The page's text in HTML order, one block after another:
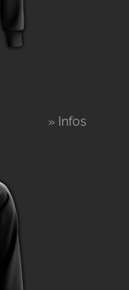
» Infos